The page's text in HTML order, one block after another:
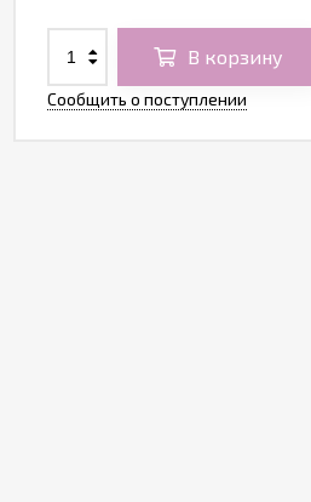
В корзину
Сообщить о поступлении